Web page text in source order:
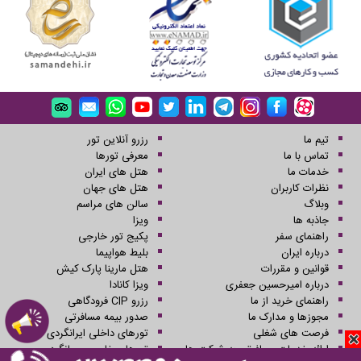
تیم ما
تماس با ما
خدمات ما
نظرات کاربران
وبلاگ
جاذبه ها
راهنمای سفر
درباره ایران
قوانین و مقررات
درباره امیرحسین جعفری
راهنمای خرید از ما
مجوزها و مدارک ما
فرصت های شغلی
ارائه خدمات مسافرتی به شرکت ها
رزرو آنلاین تور
معرفی تورها
هتل های ایران
هتل های جهان
سالن های مراسم
ویزا
پکیج تور خارجی
بلیط هواپیما
هتل مارینا پارک کیش
ویزا کانادا
رزرو CIP فرودگاهی
صدور بیمه مسافرتی
تورهای داخلی ایرانگردی
تورهای خارجی جهانگردی